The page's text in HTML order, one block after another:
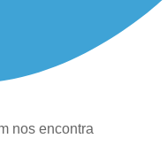
nos encontra